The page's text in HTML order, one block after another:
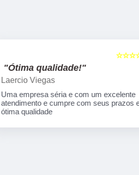
"Ótima qualidade!"
Laercio Viegas
Uma empresa séria e com um excelente
atendimento e cumpre com seus prazos e
ótima qualidade